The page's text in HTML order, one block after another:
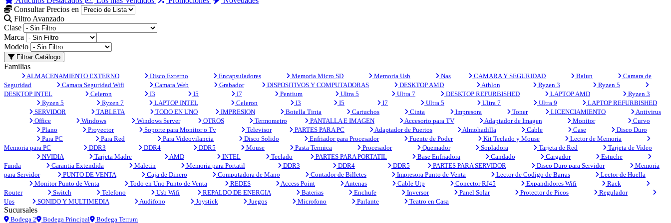
Consultar Precios en
Filtro Avanzado
Clase
Marca
Modelo
Filtrar Catálogo
Familias
ALMACENAMIENTO EXTERNO Disco Externo Encapsuladores Memoria Micro SD Memoria Usb Nas CAMARA Y SEGURIDAD Balun
Camara de
Seguridad
Camara Seguridad Wifi Camara Web Grabador DISPOSITIVOS Y COMPUTADORAS DESKTOP AMD Athlon Ryzen 3
Ryzen 5
DESKTOP INTEL
Celeron I3 I5 I7 Pentium Ultra 5 Ultra 7 DESKTOP REFURBISHED LAPTOP AMD
Ryzen 3
Ryzen 5
Ryzen 7 LAPTOP INTEL Celeron I3 I5 I7 Ultra 5 Ultra 7 Ultra 9
LAPTOP REFURBISHED
SERVIDOR
TABLETA TODO EN UNO IMPRESION Botella Tinta Cartuchos Cinta Impresora Toner LICENCIAMIENTO
Antivirus
Office
Windows Windows Server OTROS Termometro PANTALLA E IMAGEN Accesorio para TV Adaptador de Imagen Monitor
Curvo
Plano
Proyector Soporte para Monitor o Tv Televisor PARTES PARA PC Adaptador de Puertos Almohadilla Cable Case
Disco Duro
Para PC
Para Red Para Videovilancia Disco Solido Enfriador para Procesador Fuente de Poder Kit Teclado y Mouse
Lector de Memoria
Memoria para PC
DDR3 DDR4 DDR5 Mouse Pasta Termica Procesador Quemador Sopladora Tarjeta de Red
Tarjeta de Video
NVIDIA
Tarjeta Madre AMD INTEL Teclado PARTES PARA PORTATIL Base Enfriadora Candado Cargador
Estuche
Funda
Garantia Extendida Maletin Memoria para Portatil DDR3 DDR4 DDR5 PARTES PARA SERVIDOR Disco Duro para Servidor
Memoria
para Servidor
PUNTO DE VENTA Caja de Dinero Computadora de Mano Contador de Billetes Impresora Punto de Venta Lector de Codigo de Barras
Lector de Huella
Monitor Punto de Venta
Todo en Uno Punto de Venta REDES Access Point Antenas Cable Utp Conector RJ45 Expandidores Wifi
Rack
Router
Switch Telefono Usb Wifi REPALDO DE ENERGIA Baterias Enchufe Inversor Panel Solar Protector de Picos
Regulador
Ups
SONIDO Y MULTIMEDIA Audifono Joystick Juegos Microfono Parlante Teatro en Casa
Sucursales
Bodega 2 Bodega Principal Bodega Terrum